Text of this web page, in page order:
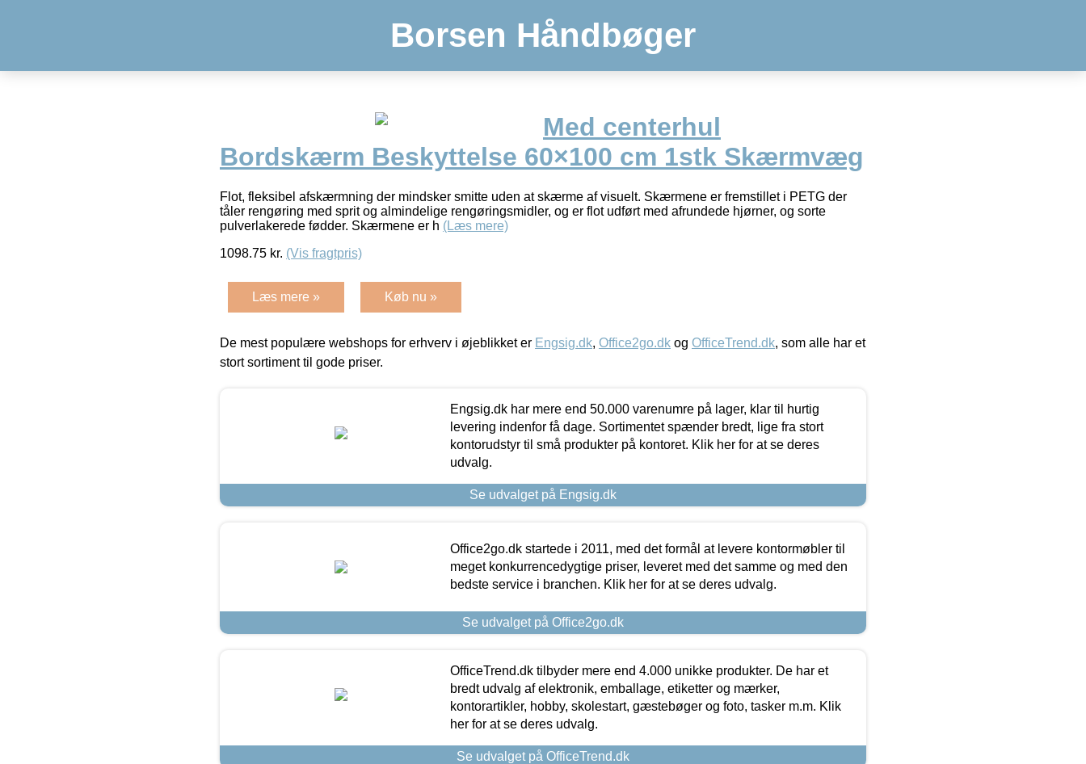
Borsen Håndbøger
Med centerhul
Bordskærm Beskyttelse 60×100 cm 1stk Skærmvæg
Flot, fleksibel afskærmning der mindsker smitte uden at skærme af visuelt. Skærmene er fremstillet i PETG der
tåler rengøring med sprit og almindelige rengøringsmidler, og er flot udført med afrundede hjørner, og sorte
pulverlakerede fødder. Skærmene er h (Læs mere)
1098.75 kr. (Vis fragtpris)
Læs mere » Køb nu »
De mest populære webshops for erhverv i øjeblikket er Engsig.dk, Office2go.dk og OfficeTrend.dk, som alle har et
stort sortiment til gode priser.
Engsig.dk har mere end 50.000 varenumre på lager, klar til hurtig
levering indenfor få dage. Sortimentet spænder bredt, lige fra stort
kontorudstyr til små produkter på kontoret. Klik her for at se deres
udvalg.
Se udvalget på Engsig.dk
Office2go.dk startede i 2011, med det formål at levere kontormøbler til
meget konkurrencedygtige priser, leveret med det samme og med den
bedste service i branchen. Klik her for at se deres udvalg.
Se udvalget på Office2go.dk
OfficeTrend.dk tilbyder mere end 4.000 unikke produkter. De har et
bredt udvalg af elektronik, emballage, etiketter og mærker,
kontorartikler, hobby, skolestart, gæstebøger og foto, tasker m.m. Klik
her for at se deres udvalg.
Se udvalget på OfficeTrend.dk